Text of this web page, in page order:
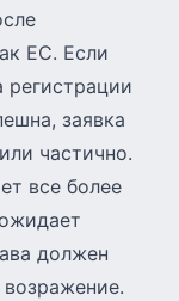
ЕС. Если
регистрации
заявка
частично.
все более
должен